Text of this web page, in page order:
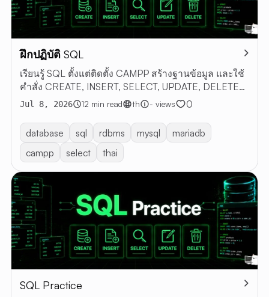
ฝึกปฏิบัติ SQL
เรียนรู้ SQL ตั้งแต่ติดตั้ง CAMPP สร้างฐานข้อมูล และใช้
คำสั่ง CREATE, INSERT, SELECT, UPDATE, DELETE
พร้อมตัวอย่าง
Jul 8, 2026 12 min read th - views 0
database sql rdbms mysql
mariadb
campp
select thai
SQL Practice